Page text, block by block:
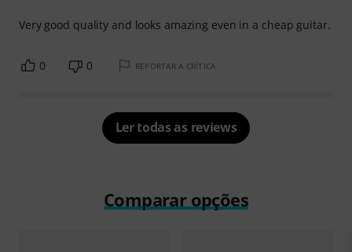
Very good quality and looks amazing even in a cheap guitar.
0 0 REPORTAR A CRÍTICA
Ler todas as reviews
Comparar opções